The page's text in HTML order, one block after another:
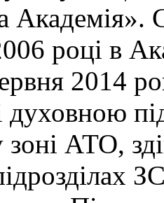
Академія».
році в
2014
духовною
зоні АТО,